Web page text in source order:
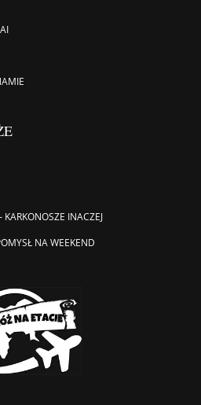
KARKONOSZE INACZEJ
NA WEEKEND